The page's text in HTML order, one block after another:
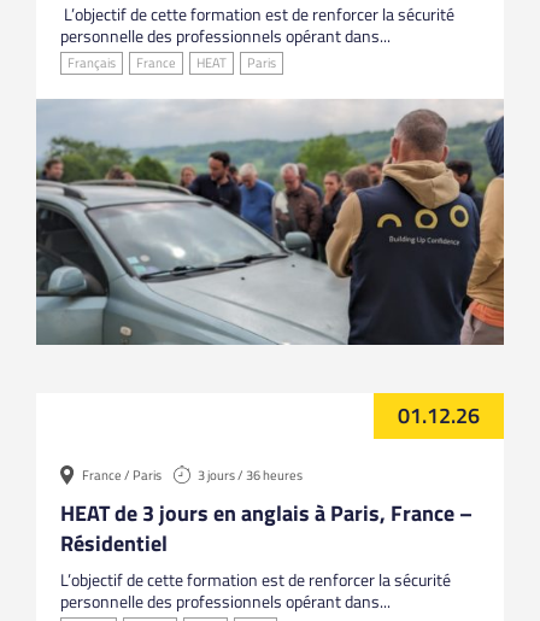
L’objectif de cette formation est de renforcer la sécurité
personnelle des professionnels opérant dans...
Français France HEAT Paris
01.12.26
France / Paris 3 jours / 36 heures
HEAT de 3 jours en anglais à Paris, France –
Résidentiel
L’objectif de cette formation est de renforcer la sécurité
personnelle des professionnels opérant dans...